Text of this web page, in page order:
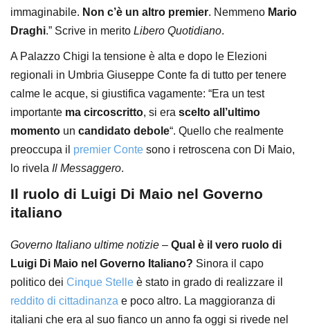
immaginabile. Non c’è un altro premier. Nemmeno Mario
Draghi.” Scrive in merito Libero Quotidiano.
A Palazzo Chigi la tensione è alta e dopo le Elezioni
regionali in Umbria Giuseppe Conte fa di tutto per tenere
calme le acque, si giustifica vagamente: “Era un test
importante ma circoscritto, si era scelto all’ultimo
momento un candidato debole“. Quello che realmente
preoccupa il premier Conte sono i retroscena con Di Maio,
lo rivela Il Messaggero.
Il ruolo di Luigi Di Maio nel Governo
italiano
Governo Italiano ultime notizie – Qual è il vero ruolo di
Luigi Di Maio nel Governo Italiano? Sinora il capo
politico dei Cinque Stelle è stato in grado di realizzare il
reddito di cittadinanza e poco altro. La maggioranza di
italiani che era al suo fianco un anno fa oggi si rivede nel